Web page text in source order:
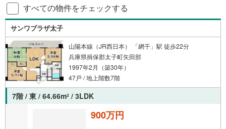
すべての物件をチェックする
サンワプラザ太子
山陽本線（JR西日本） 「網干」駅 徒歩22分
兵庫県揖保郡太子町矢田部
1997年2月（築30年）
47戸 / 地上階数7階
7階 / 東 / 64.66m2 / 3LDK
900万円